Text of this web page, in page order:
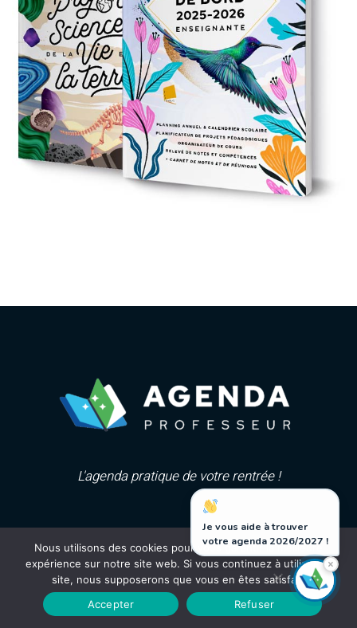
Je vous aide à trouver
votre agenda 2026/2027 !
×
L'agenda pratique de votre rentrée !
©agenda-professeur.fr |mentions légales- Tous droits réservés,
2026.
Nous utilisons des cookies pour vous garantir la meilleure
expérience sur notre site web. Si vous continuez à utiliser ce
site, nous supposerons que vous en êtes satisfait.
Accepter
Refuser